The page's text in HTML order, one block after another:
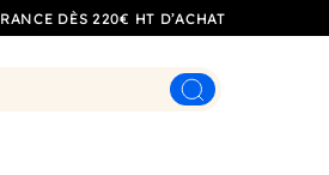
DÈS 220€ HT D’ACHAT
Rechercher